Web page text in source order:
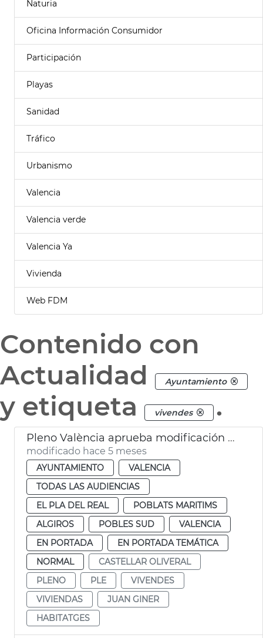
Naturia
Oficina Información Consumidor
Participación
Playas
Sanidad
Tráfico
Urbanismo
Valencia
Valencia verde
Valencia Ya
Vivienda
Web FDM
Contenido con
Actualidad
Ayuntamiento
y etiqueta vivendes .
Pleno València aprueba modificación PGOU cambio uso parcelas Telefónica
modificado hace 5 meses
AYUNTAMIENTO
VALENCIA
TODAS LAS AUDIENCIAS
EL PLA DEL REAL
POBLATS MARITIMS
ALGIROS
POBLES SUD
VALENCIA
EN PORTADA
EN PORTADA TEMÁTICA
NORMAL
CASTELLAR OLIVERAL
PLENO
PLE
VIVENDES
VIVIENDAS
JUAN GINER
HABITATGES